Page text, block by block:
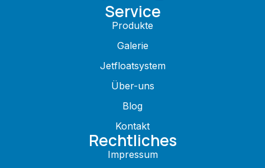
Service
Produkte
Galerie
Jetfloatsystem
Über-uns
Blog
Kontakt
Rechtliches
Impressum